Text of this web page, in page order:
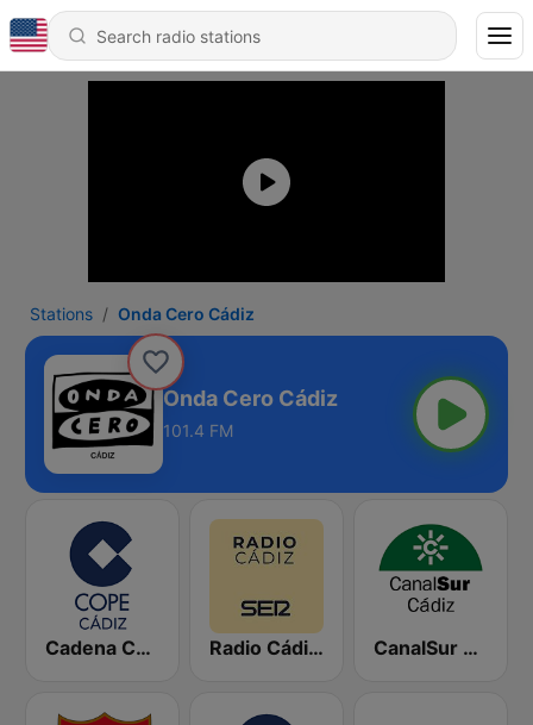
Stations Onda Cero Cádiz
Onda Cero Cádiz
101.4 FM
Cadena COPE Cádiz Radio Cádiz SER CanalSur Radio Cádiz